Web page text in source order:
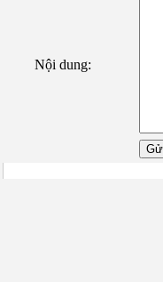
Nội dung: